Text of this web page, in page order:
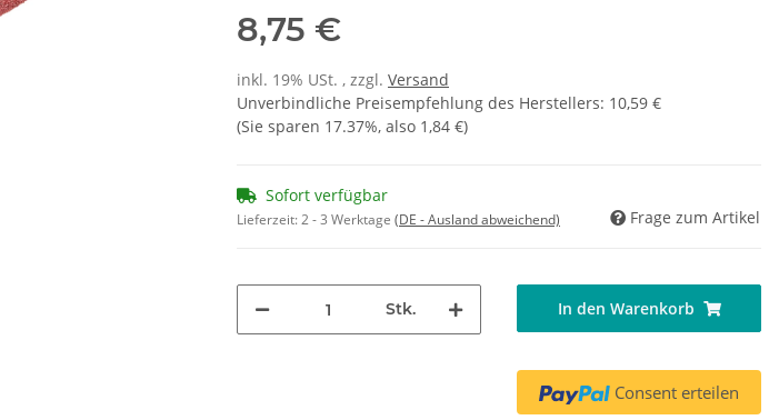
8,75 €
inkl. 19% USt. , zzgl. Versand
Unverbindliche Preisempfehlung des Herstellers: 10,59 €
(Sie sparen 17.37%, also 1,84 €)
Sofort verfügbar
Lieferzeit:2 - 3 Werktage (DE - Ausland abweichend) Frage zum Artikel
Stk. In den Warenkorb
Consent erteilen